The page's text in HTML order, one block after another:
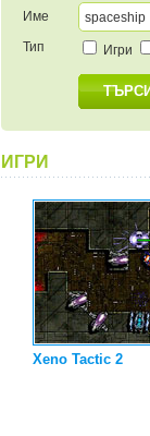
Име
Тип
Игри
ТЪРСИ
ИГРИ
Xeno Tactic 2